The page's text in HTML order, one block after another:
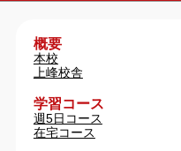
概要
本校
上峰校舎
学習コース
週5日コース
在宅コース